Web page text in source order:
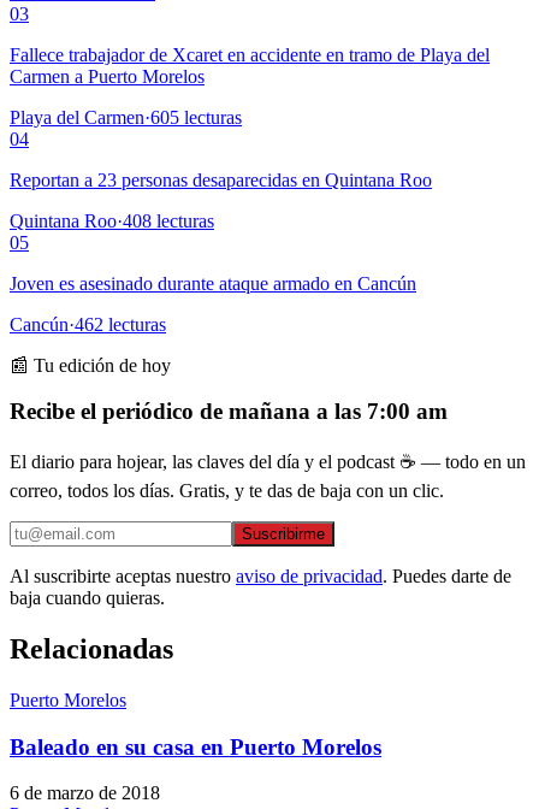
03
Fallece trabajador de Xcaret en accidente en tramo de Playa del
Carmen a Puerto Morelos
Playa del Carmen·605 lecturas
04
Reportan a 23 personas desaparecidas en Quintana Roo
Quintana Roo·408 lecturas
05
Joven es asesinado durante ataque armado en Cancún
Cancún·462 lecturas
📰 Tu edición de hoy
Recibe el periódico de mañana a las 7:00 am
El diario para hojear, las claves del día y el podcast ☕ — todo en un
correo, todos los días. Gratis, y te das de baja con un clic.
Suscribirme
Al suscribirte aceptas nuestro aviso de privacidad. Puedes darte de
baja cuando quieras.
Relacionadas
Puerto Morelos
Baleado en su casa en Puerto Morelos
6 de marzo de 2018